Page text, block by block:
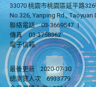
33070 桃園市桃園區延平路
No.326, Yanping Rd., Taoyuan
聯絡電話
03-3669547 |
傳真
03-3758362
電子信箱
最後更新
2020-07-30
總瀏覽人次
6933779